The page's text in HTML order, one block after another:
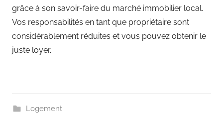
grâce à son savoir-faire du marché immobilier local.
Vos responsabilités en tant que propriétaire sont
considérablement réduites et vous pouvez obtenir le
juste loyer.
Logement